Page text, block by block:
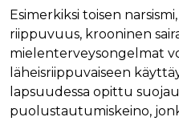
Esimerkiksi toisen
riippuvuus, krooninen
mielenterveysongelmat
läheisriippuvaiseen
lapsuudessa opittu
puolustautumiskeino,